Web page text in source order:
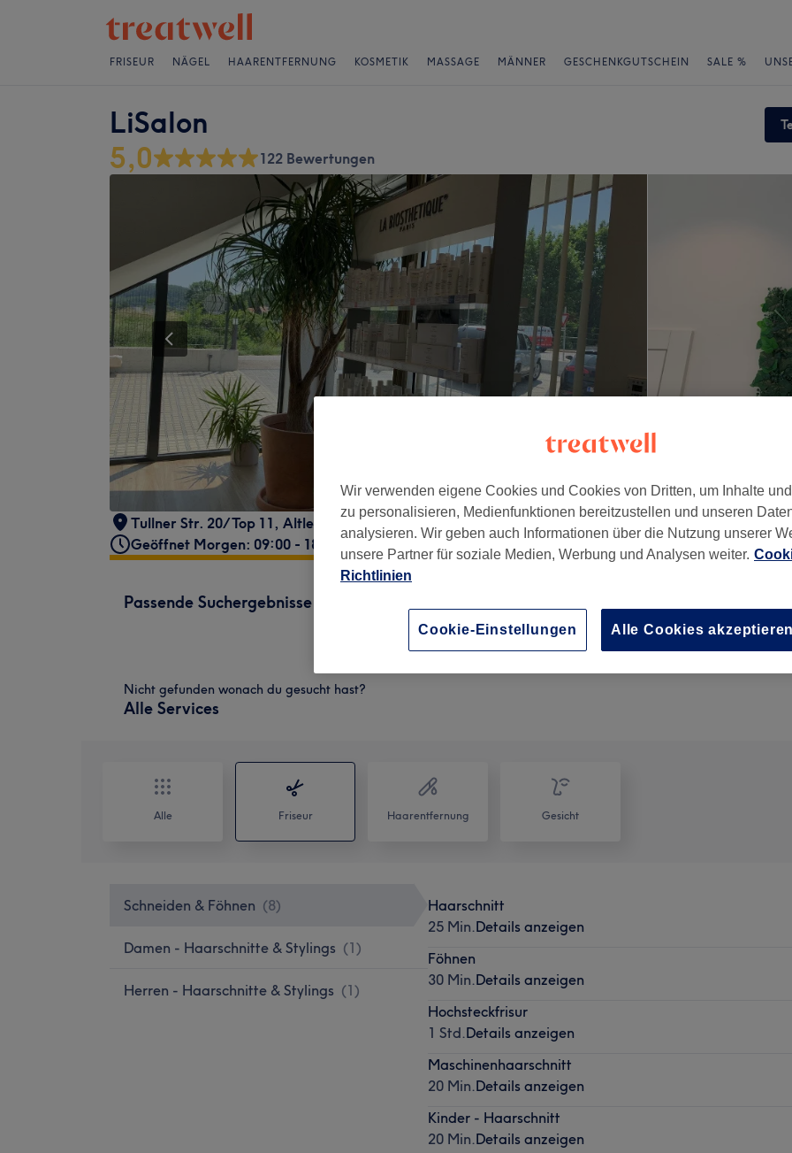
FRISEUR NÄGEL HAARENTFERNUNG KOSMETIK MASSAGE MÄNNER GESCHENKGUTSCHEIN SALE %
LiSalon
5,0 122 Bewertungen
Tullner Str. 20/Top 11 , Altlengbach, Austria, 3033
Geöffnet Morgen: 09:00 - 18:00
Passende Suchergebnisse
1 Std. 30 Min.Details anzeigen
Nicht gefunden wonach du gesucht hast?
Alle Services
Alle Friseur Haarentfernung Gesicht
Schneiden & Föhnen (8)
Damen - Haarschnitte & Stylings (1)
Herren - Haarschnitte & Stylings (1)
Haarschnitt
25 Min.Details anzeigen
Föhnen
30 Min.Details anzeigen
Hochsteckfrisur
1 Std.Details anzeigen
Maschinenhaarschnitt
20 Min.Details anzeigen
Kinder - Haarschnitt
20 Min.Details anzeigen
Wir verwenden eigene Cookies und Cookies von Dritten, um Inhalte
zu personalisieren, Medienfunktionen bereitzustellen und unseren
analysieren. Wir geben auch Informationen über die Nutzung unserer
unsere Partner für soziale Medien, Werbung und Analysen weiter.
Richtlinien
Alle Cookies
Cookie-Einstellungen